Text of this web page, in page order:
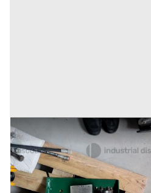
14#9716 Falciatrice idraulica
Solmek
Inserito il: 26/05/2026
Prezzo
585 €